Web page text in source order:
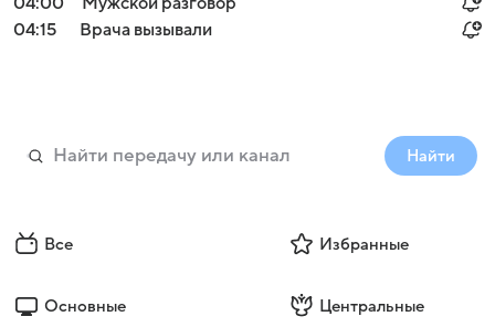
04:15
Врача вызывали
Найти
Все Избранные
Основные Центральные